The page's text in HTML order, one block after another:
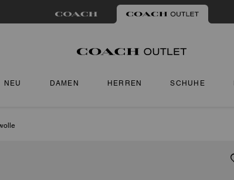
NEU DAMEN HERREN SCHUHE